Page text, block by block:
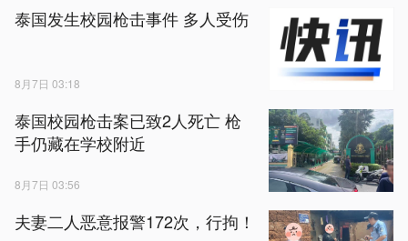
泰国发生校园枪击事件 多人受伤
8月7日 03:18
泰国校园枪击案已致2人死亡 枪
手仍藏在学校附近
8月7日 03:56
夫妻二人恶意报警172次，行拘！